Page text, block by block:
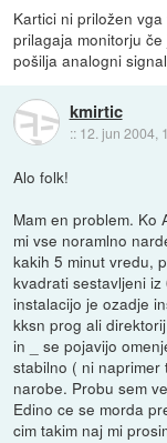
Kartici ni priložen
prilagaja monitorju
pošilja analogni
kmirtic
:: 12. jun 2004,
Alo folk!
Mam en problem. Ko
mi vse noramlno
kakih 5 minut vredu,
kvadrati sestavljeni
instalacijo je ozadje
kksn prog ali
in _ se pojavijo
stabilno ( ni naprimer
narobe. Probu sem
Edino ce se morda
cim takim naj mi